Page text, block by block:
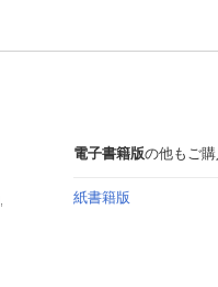
電子書籍版の他もご
紙書籍版